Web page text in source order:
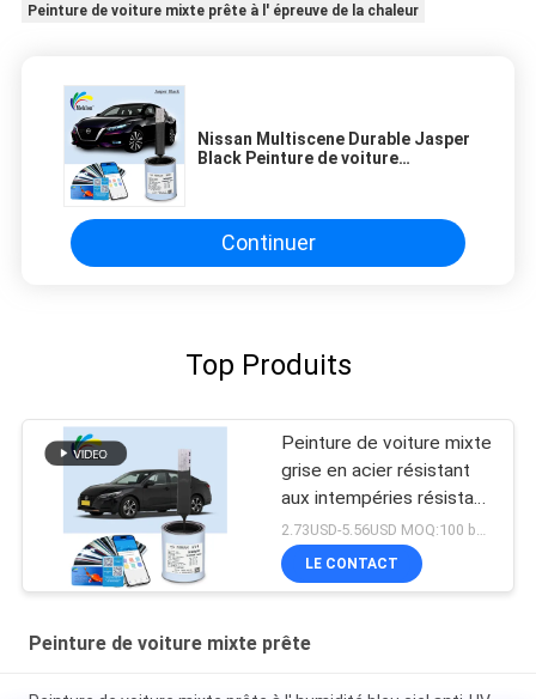
Peinture de voiture mixte prête à l' épreuve de la chaleur
Nissan Multiscene Durable Jasper
Black Peinture de voiture
pulvériser
Continuer
Top Produits
Peinture de voiture mixte
grise en acier résistant
aux intempéries résistant
aux acides
2.73USD-5.56USD MOQ:100 boîtes
LE CONTACT
Peinture de voiture mixte prête